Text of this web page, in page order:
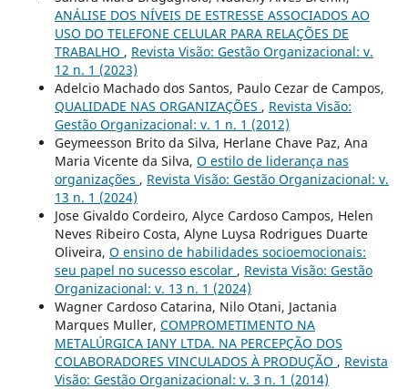
ANÁLISE DOS NÍVEIS DE ESTRESSE ASSOCIADOS AO
USO DO TELEFONE CELULAR PARA RELAÇÕES DE
TRABALHO , Revista Visão: Gestão Organizacional: v.
12 n. 1 (2023)
Adelcio Machado dos Santos, Paulo Cezar de Campos,
QUALIDADE NAS ORGANIZAÇÕES , Revista Visão:
Gestão Organizacional: v. 1 n. 1 (2012)
Geymeesson Brito da Silva, Herlane Chave Paz, Ana
Maria Vicente da Silva, O estilo de liderança nas
organizações , Revista Visão: Gestão Organizacional: v.
13 n. 1 (2024)
Jose Givaldo Cordeiro, Alyce Cardoso Campos, Helen
Neves Ribeiro Costa, Alyne Luysa Rodrigues Duarte
Oliveira, O ensino de habilidades socioemocionais:
seu papel no sucesso escolar , Revista Visão: Gestão
Organizacional: v. 13 n. 1 (2024)
Wagner Cardoso Catarina, Nilo Otani, Jactania
Marques Muller, COMPROMETIMENTO NA
METALÚRGICA IANY LTDA. NA PERCEPÇÃO DOS
COLABORADORES VINCULADOS À PRODUÇÃO , Revista
Visão: Gestão Organizacional: v. 3 n. 1 (2014)